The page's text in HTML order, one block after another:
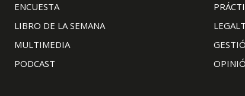
ENCUESTA
LIBRO DE LA SEMANA
MULTIMEDIA
PODCAST